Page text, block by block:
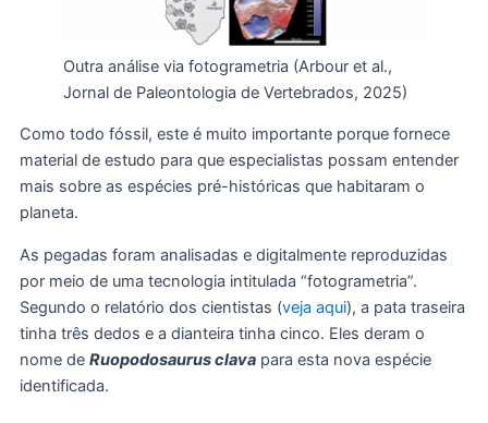
Outra análise via fotogrametria (Arbour et al.,
Jornal de Paleontologia de Vertebrados, 2025)
Como todo fóssil, este é muito importante porque fornece
material de estudo para que especialistas possam entender
mais sobre as espécies pré-históricas que habitaram o
planeta.
As pegadas foram analisadas e digitalmente reproduzidas
por meio de uma tecnologia intitulada “fotogrametria”.
Segundo o relatório dos cientistas (veja aqui), a pata traseira
tinha três dedos e a dianteira tinha cinco. Eles deram o
nome de Ruopodosaurus clava para esta nova espécie
identificada.